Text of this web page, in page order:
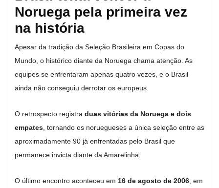
Noruega pela primeira vez
na história
Apesar da tradição da Seleção Brasileira em Copas do
Mundo, o histórico diante da Noruega chama atenção. As
equipes se enfrentaram apenas quatro vezes, e o Brasil
ainda não conseguiu derrotar os europeus.
O retrospecto registra duas vitórias da Noruega e dois
empates , tornando os noruegueses a única seleção entre as
aproximadamente 90 já enfrentadas pelo Brasil que
permanece invicta diante da Amarelinha.
O último encontro aconteceu em 16 de agosto de 2006 , em